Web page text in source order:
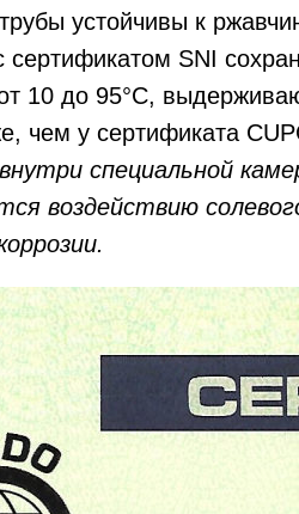
устойчивы к
SNI
10 до 95°C,
чем у сертификата
специальной
воздействию